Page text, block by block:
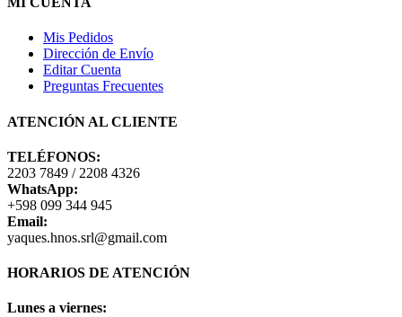
Mis Pedidos
Dirección de Envío
Editar Cuenta
Preguntas Frecuentes
ATENCIÓN AL CLIENTE
TELÉFONOS:
2203 7849 / 2208 4326
WhatsApp:
+598 099 344 945
Email:
yaques.hnos.srl@gmail.com
HORARIOS DE ATENCIÓN
Lunes a viernes: